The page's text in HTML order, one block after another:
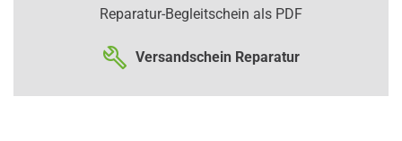
Reparatur-Begleitschein als PDF
Versandschein Reparatur